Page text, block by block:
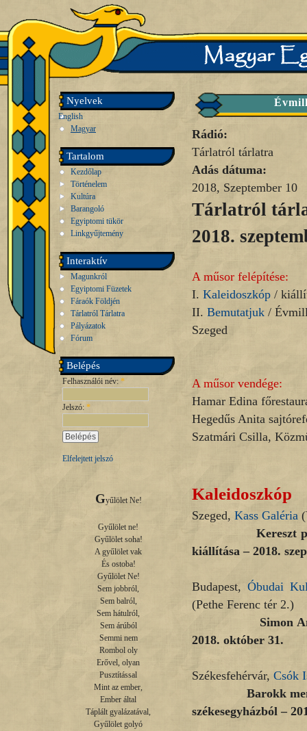
Nyelvek
English
Magyar
Tartalom
Kezdőlap
Történelem
Kultúra
Barangoló
Egyiptomi tükör
Linkgyűjtemény
Interaktív
Magunkról
Egyiptomi Füzetek
Fáraók Földjén
Tárlatról Tárlatra
Pályázatok
Fórum
Belépés
Felhasználói név: *
Jelszó: *
Elfelejtett jelszó
Gyűlölet Ne!
Gyűlölet ne!
Gyűlölet soha!
A gyűlölet vak
És ostoba!
Gyűlölet Ne!
Sem jobbról,
Sem balról,
Sem hátulról,
Sem árúból
Semmi nem
Rombol oly
Erővel, olyan
Pusztítással
Mint az ember,
Ember által
Táplált gyalázatával,
Gyűlölet golyó
Rádió:
Tárlatról tárlatra
Adás dátuma:
2018, Szeptember 10
Tárlatról
2018.
A műsor felépítése:
I. Kaleidoszkóp /
II. Bemutatjuk /
Szeged
A műsor vendége:
Hamar Edina
Hegedűs Anita
Szatmári Csilla,
Kaleidoszkóp
Szeged, Kass Galéria
Kereszt
kiállítása – 2018.
Budapest,Óbudai
(Pethe Ferenc tér 2.)
Simon András:
2018. október 31.
Székesfehérvár, Csók
Barokk
székesegyházból –